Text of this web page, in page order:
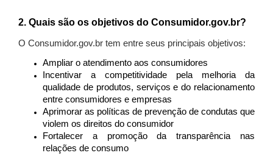
2. Quais são os objetivos do Consumidor.gov.br?
O Consumidor.gov.br tem entre seus principais objetivos:
Ampliar o atendimento aos consumidores
Incentivar a competitividade pela melhoria da
qualidade de produtos, serviços e do relacionamento
entre consumidores e empresas
Aprimorar as políticas de prevenção de condutas que
violem os direitos do consumidor
Fortalecer a promoção da transparência nas
relações de consumo